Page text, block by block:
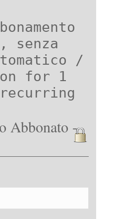
senza
/
for 1
Abbonato -